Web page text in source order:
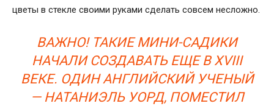
цветы в стекле своими руками сделать совсем несложно.
ВАЖНО! ТАКИЕ МИНИ-САДИКИ
НАЧАЛИ СОЗДАВАТЬ ЕЩЕ В ХVIII
ВЕКЕ. ОДИН АНГЛИЙСКИЙ УЧЕНЫЙ
— НАТАНИЭЛЬ УОРД, ПОМЕСТИЛ